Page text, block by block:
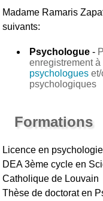
Madame Ramaris
suivants:
Psychologue -
enregistrement
psychologues
psychologiques
Formations
Licence en psychologie
DEA 3ème cycle en
Catholique de Louvain
Thèse de doctorat en